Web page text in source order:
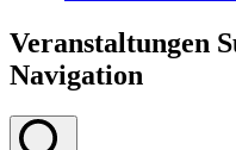
Veranstaltungen
Navigation